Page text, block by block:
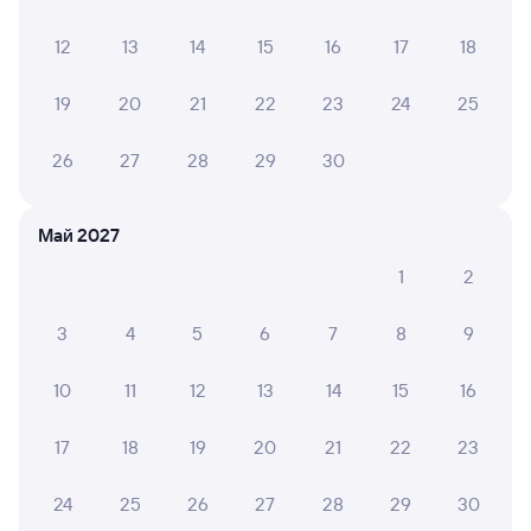
от 1 ⁠670 ⁠₽ 1 ⁠894 ⁠₽ 9 ⁠603 ⁠₽
Выберите дату
из Лабытнанги
Москва Ярославская
06:39
от 1 ⁠632 ⁠₽ 2 ⁠119 ⁠₽ 5 ⁠466 ⁠₽
Выберите дату
12 13 14 15 16 17 18
19 20 21 22 23 24 25
26 27 28 29 30
Май 2027
1
2
3 4 5 6 7 8 9
10 11 12 13 14 15 16
17 18 19 20 21 22 23
24 25 26 27 28 29 30